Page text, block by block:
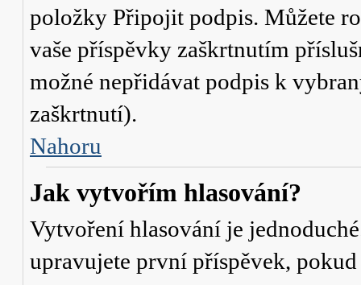
položky Připojit podpis. Můžete
vaše příspěvky zaškrtnutím
možné nepřidávat podpis k
zaškrtnutí).
Nahoru
Jak vytvořím hlasování?
Vytvoření hlasování je
upravujete první příspěvek,